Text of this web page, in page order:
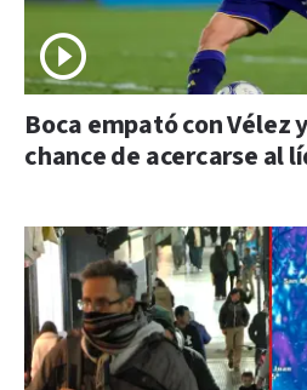
Boca empató con Vélez
chance de acercarse al